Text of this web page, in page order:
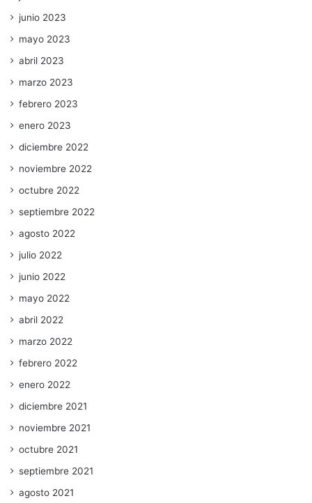
junio 2023
mayo 2023
abril 2023
marzo 2023
febrero 2023
enero 2023
diciembre 2022
noviembre 2022
octubre 2022
septiembre 2022
agosto 2022
julio 2022
junio 2022
mayo 2022
abril 2022
marzo 2022
febrero 2022
enero 2022
diciembre 2021
noviembre 2021
octubre 2021
septiembre 2021
agosto 2021